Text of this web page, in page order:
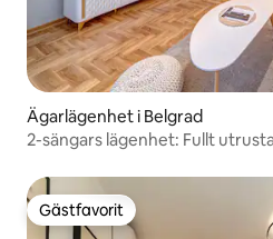
Ägarlägenhet i Belgrad
2-sängars lägenhet: Fullt
Gästfavorit
Gästfavorit